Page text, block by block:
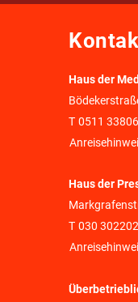
Haus der
T 0511
Haus der
T 030